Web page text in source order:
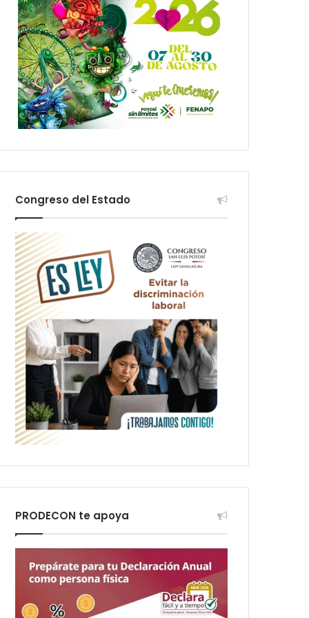
Congreso del Estado
PRODECON te apoya